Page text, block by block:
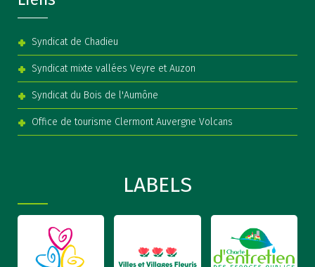
Syndicat de Chadieu
Syndicat mixte vallées Veyre et Auzon
Syndicat du Bois de l'Aumône
Office de tourisme Clermont Auvergne Volcans
LABELS